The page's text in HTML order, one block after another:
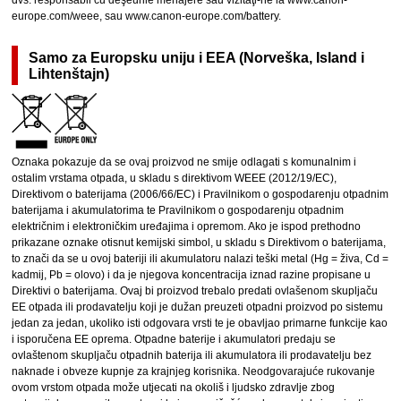
europe.com/weee, sau www.canon-europe.com/battery.
Samo za Europsku uniju i EEA (Norveška, Island i
Lihtenštajn)
Oznaka pokazuje da se ovaj proizvod ne smije odlagati s komunalnim i
ostalim vrstama otpada, u skladu s direktivom WEEE (2012/19/EC),
Direktivom o baterijama (2006/66/EC) i Pravilnikom o gospodarenju otpadnim
baterijama i akumulatorima te Pravilnikom o gospodarenju otpadnim
električnim i elektroničkim uređajima i opremom. Ako je ispod prethodno
prikazane oznake otisnut kemijski simbol, u skladu s Direktivom o baterijama,
to znači da se u ovoj bateriji ili akumulatoru nalazi teški metal (Hg = živa, Cd =
kadmij, Pb = olovo) i da je njegova koncentracija iznad razine propisane u
Direktivi o baterijama. Ovaj bi proizvod trebalo predati ovlašenom skupljaču
EE otpada ili prodavatelju koji je dužan preuzeti otpadni proizvod po sistemu
jedan za jedan, ukoliko isti odgovara vrsti te je obavljao primarne funkcije kao
i isporučena EE oprema. Otpadne baterije i akumulatori predaju se
ovlaštenom skupljaču otpadnih baterija ili akumulatora ili prodavatelju bez
naknade i obveze kupnje za krajnjeg korisnika. Neodgovarajuće rukovanje
ovom vrstom otpada može utjecati na okoliš i ljudsko zdravlje zbog